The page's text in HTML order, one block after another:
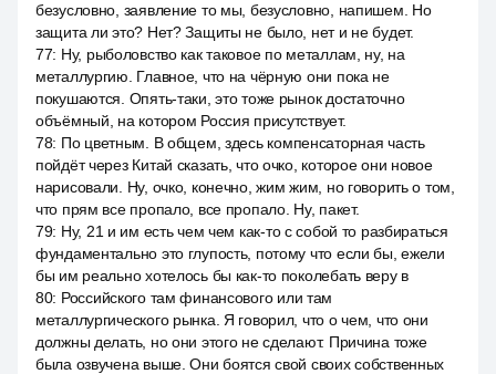
безусловно, заявление то мы, безусловно, напишем. Но
защита ли это? Нет? Защиты не было, нет и не будет.
77: Ну, рыболовство как таковое по металлам, ну, на
металлургию. Главное, что на чёрную они пока не
покушаются. Опять-таки, это тоже рынок достаточно
объёмный, на котором Россия присутствует.
78: По цветным. В общем, здесь компенсаторная часть
пойдёт через Китай сказать, что очко, которое они новое
нарисовали. Ну, очко, конечно, жим жим, но говорить о том,
что прям все пропало, все пропало. Ну, пакет.
79: Ну, 21 и им есть чем чем как-то с собой то разбираться
фундаментально это глупость, потому что если бы, ежели
бы им реально хотелось бы как-то поколебать веру в
80: Российского там финансового или там
металлургического рынка. Я говорил, что о чем, что они
должны делать, но они этого не сделают. Причина тоже
была озвучена выше. Они боятся свой своих собственных